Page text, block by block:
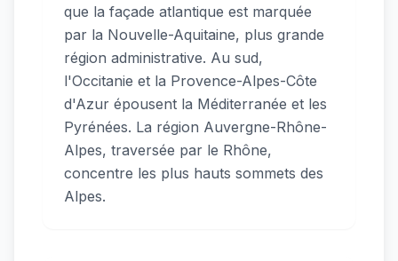
que la façade atlantique est marquée
par la Nouvelle-Aquitaine, plus grande
région administrative. Au sud,
l'Occitanie et la Provence-Alpes-Côte
d'Azur épousent la Méditerranée et les
Pyrénées. La région Auvergne-Rhône-
Alpes, traversée par le Rhône,
concentre les plus hauts sommets des
Alpes.